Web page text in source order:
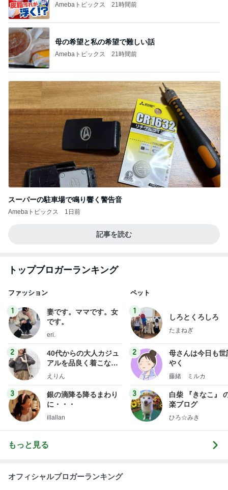
Amebaトピックス 21時間前
母の希望と私の希望で難しい話
Amebaトピックス 21時間前
スーパーの駐車場で鳴り響く警告音
Amebaトピックス 1日前
記事を読む
トップブロガーランキング
ファッション
1
妻です。ママです。女
です。
eri.
2
40代からの大人カジュ
アルを品良く着こなす
ファッションブログ
えりん
3
銀の滴降る降るまわり
に・・・
illallan
ペット
1
しろとくろしろ
たまねぎ
2
母さんは今日も世
やく
藤緒 ミルカ
3
白柴 『きなこ』
楽ブログ
ひろ☆みき
もっと見る
オフィシャルブロガーランキング